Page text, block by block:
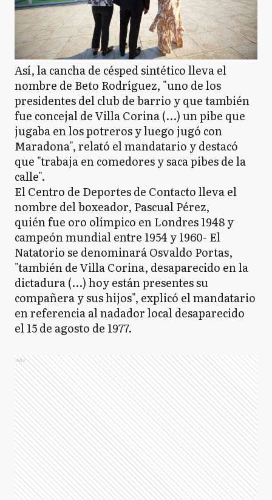
Así, la cancha de césped sintético lleva el
nombre de Beto Rodríguez, "uno de los
presidentes del club de barrio y que también
fue concejal de Villa Corina (...) un pibe que
jugaba en los potreros y luego jugó con
Maradona", relató el mandatario y destacó
que "trabaja en comedores y saca pibes de la
calle".
El Centro de Deportes de Contacto lleva el
nombre del boxeador, Pascual Pérez,
quién fue oro olímpico en Londres 1948 y
campeón mundial entre 1954 y 1960- El
Natatorio se denominará Osvaldo Portas,
"también de Villa Corina, desaparecido en la
dictadura (...) hoy están presentes su
compañera y sus hijos", explicó el mandatario
en referencia al nadador local desaparecido
el 15 de agosto de 1977.
Ads